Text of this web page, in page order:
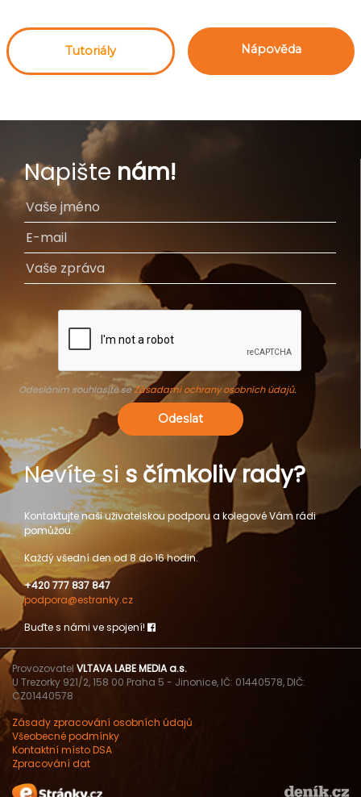
Tutoriály Nápověda
Napište nám!
Odesláním souhlasíte seZásadami ochrany osobních údajů.
Odeslat
Nevíte si s čímkoliv rady?
Kontaktujte naši uživatelskou podporu a kolegové Vám rádi
pomůžou.
Každý všední den od 8 do 16 hodin.
+420 777 837 847
podpora@estranky.cz
Buďte s námi ve spojení!
Provozovatel VLTAVA LABE MEDIA a.s.
U Trezorky 921/2, 158 00 Praha 5 - Jinonice, IČ: 01440578, DIČ:
CZ01440578
Zásady zpracování osobních údajů
Všeobecné podmínky
Kontaktní místo DSA
Zpracování dat